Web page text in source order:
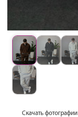
Скачать фотографии